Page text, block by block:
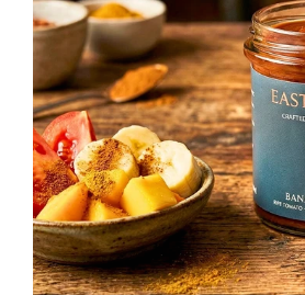
Mehr
als
nur
eine
Beilage